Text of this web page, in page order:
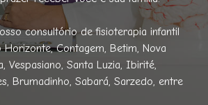
consultório de fisioterapia infantil
Contagem, Betim, Nova
Vespasiano, Santa Luzia, Ibirité,
Brumadinho, Sabará, Sarzedo, entre